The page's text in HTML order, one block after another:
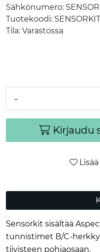
Sähkönumero:
Tuotekoodi:
Tila: Varastossa
-
Kirjaudu
Sensorkit sisältää
tunnistimet B/C-
tiivisteen pohjaosaan.